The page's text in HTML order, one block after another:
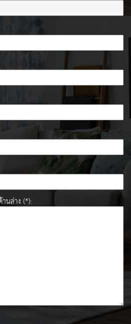
นล่าง (*):